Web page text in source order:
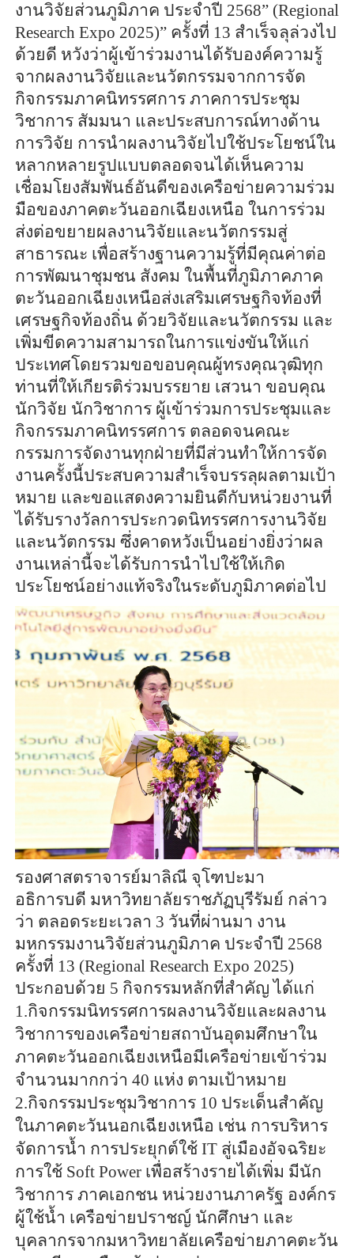
งานวิจัยส่วนภูมิภาค ประจำปี 2568” (Regional
Research Expo 2025)” ครั้งที่ 13 สำเร็จลุล่วงไป
ด้วยดี หวังว่าผู้เข้าร่วมงานได้รับองค์ความรู้
จากผลงานวิจัยและนวัตกรรมจากการจัด
กิจกรรมภาคนิทรรศการ ภาคการประชุม
วิชาการ สัมมนา และประสบการณ์ทางด้าน
การวิจัย การนำผลงานวิจัยไปใช้ประโยชน์ใน
หลากหลายรูปแบบตลอดจนได้เห็นความ
เชื่อมโยงสัมพันธ์อันดีของเครือข่ายความร่วม
มือของภาคตะวันออกเฉียงเหนือ ในการร่วม
ส่งต่อขยายผลงานวิจัยและนวัตกรรมสู่
สาธารณะ เพื่อสร้างฐานความรู้ที่มีคุณค่าต่อ
การพัฒนาชุมชน สังคม ในพื้นที่ภูมิภาคภาค
ตะวันออกเฉียงเหนือส่งเสริมเศรษฐกิจท้องที่
เศรษฐกิจท้องถิ่น ด้วยวิจัยและนวัตกรรม และ
เพิ่มขีดความสามารถในการแข่งขันให้แก่
ประเทศโดยรวมขอขอบคุณผู้ทรงคุณวุฒิทุก
ท่านที่ให้เกียรติร่วมบรรยาย เสวนา ขอบคุณ
นักวิจัย นักวิชาการ ผู้เข้าร่วมการประชุมและ
กิจกรรมภาคนิทรรศการ ตลอดจนคณะ
กรรมการจัดงานทุกฝ่ายที่มีส่วนทำให้การจัด
งานครั้งนี้ประสบความสำเร็จบรรลุผลตามเป้า
หมาย และขอแสดงความยินดีกับหน่วยงานที่
ได้รับรางวัลการประกวดนิทรรศการงานวิจัย
และนวัตกรรม ซึ่งคาดหวังเป็นอย่างยิ่งว่าผล
งานเหล่านี้จะได้รับการนำไปใช้ให้เกิด
ประโยชน์อย่างแท้จริงในระดับภูมิภาคต่อไป
รองศาสตราจารย์มาลิณี จุโฑปะมา
อธิการบดี มหาวิทยาลัยราชภัฏบุรีรัมย์ กล่าว
ว่า ตลอดระยะเวลา 3 วันที่ผ่านมา งาน
มหกรรมงานวิจัยส่วนภูมิภาค ประจำปี 2568
ครั้งที่ 13 (Regional Research Expo 2025)
ประกอบด้วย 5 กิจกรรมหลักที่สำคัญ ได้แก่
1.กิจกรรมนิทรรศการผลงานวิจัยและผลงาน
วิชาการของเครือข่ายสถาบันอุดมศึกษาใน
ภาคตะวันออกเฉียงเหนือมีเครือข่ายเข้าร่วม
จำนวนมากกว่า 40 แห่ง ตามเป้าหมาย
2.กิจกรรมประชุมวิชาการ 10 ประเด็นสำคัญ
ในภาคตะวันนอกเฉียงเหนือ เช่น การบริหาร
จัดการน้ำ การประยุกต์ใช้ IT สู่เมืองอัจฉริยะ
การใช้ Soft Power เพื่อสร้างรายได้เพิ่ม มีนัก
วิชาการ ภาคเอกชน หน่วยงานภาครัฐ องค์กร
ผู้ใช้น้ำ เครือข่ายปราชญ์ นักศึกษา และ
บุคลากรจากมหาวิทยาลัยเครือข่ายภาคตะวัน